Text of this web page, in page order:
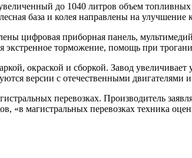
до 1040 литров объем
база и колея направлены на улучшение
цифровая приборная панель,
торможение, помощь при
окраской и сборкой. Завод
версии с отечественными двигателями
перевозках. Производитель
магистральных перевозках техника